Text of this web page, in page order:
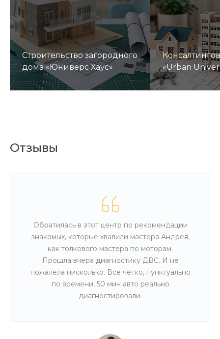
Строительство загородного
дома «Юниверс Хаус»
«Urban
Отзывы
Обратилась в этот центр по рекомендации
знакомых, которые хвалили мастера Андрея,
как толкового мастера по моторам.
Прошла вчера диагностику ДВС. И не
пожалела нисколько. Все четко, пунктуально
по времени, 50 мин авто реально
диагностировали.